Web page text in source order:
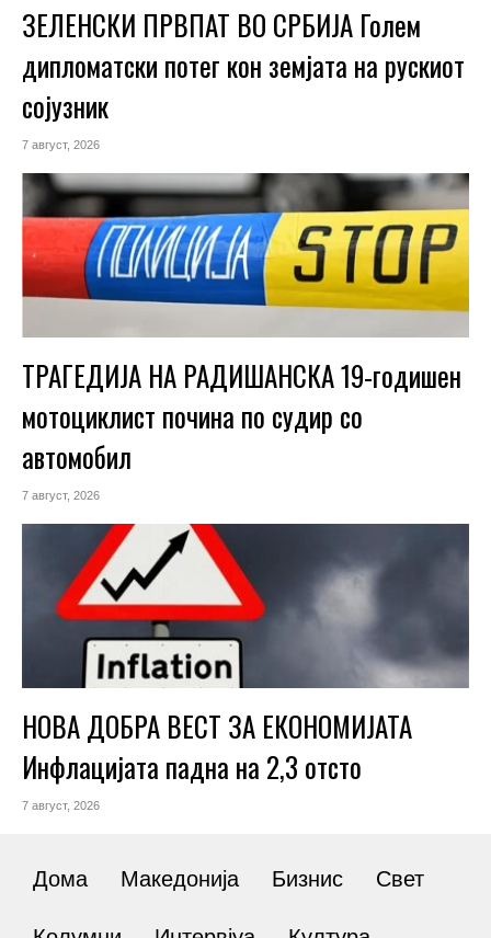
ЗЕЛЕНСКИ ПРВПАТ ВО СРБИЈА Голем
дипломатски потег кон земјата на рускиот
сојузник
7 август, 2026
ТРАГЕДИЈА НА РАДИШАНСКА 19-годишен
мотоциклист почина по судир со
автомобил
7 август, 2026
НОВА ДОБРА ВЕСТ ЗА ЕКОНОМИЈАТА
Инфлацијата падна на 2,3 отсто
7 август, 2026
Дома Македонија Бизнис Свет